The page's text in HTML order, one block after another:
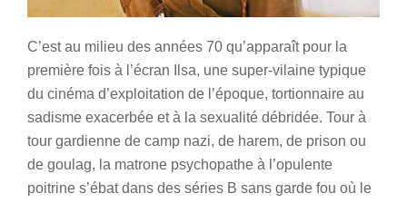
C’est au milieu des années 70 qu’apparaît pour la
première fois à l’écran Ilsa, une super-vilaine typique
du cinéma d’exploitation de l’époque, tortionnaire au
sadisme exacerbée et à la sexualité débridée. Tour à
tour gardienne de camp nazi, de harem, de prison ou
de goulag, la matrone psychopathe à l’opulente
poitrine s’ébat dans des séries B sans garde fou où le